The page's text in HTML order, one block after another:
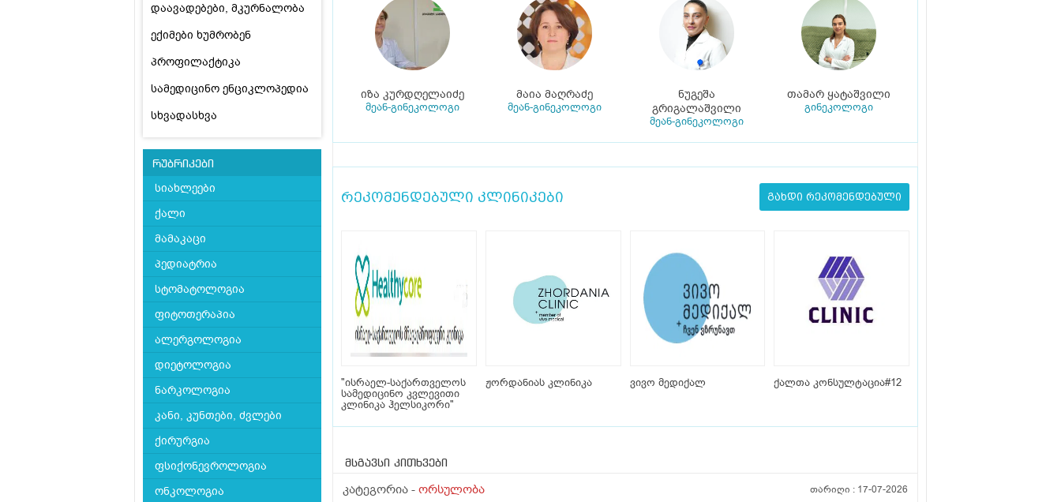
დაავადებები, მკურნალობა
ექიმები ხუმრობენ
პროფილაქტიკა
სამედიცინო ენციკლოპედია
სხვადასხვა
რუბრიკები
სიახლეები
ქალი
მამაკაცი
პედიატრია
სტომატოლოგია
ფიტოთერაპია
ალერგოლოგია
დიეტოლოგია
ნარკოლოგია
კანი, კუნთები, ძვლები
ქირურგია
ფსიქონევროლოგია
ონკოლოგია
იზა კურდღელაიძე
მეან-გინეკოლოგი
მაია მაღრაძე
მეან-გინეკოლოგი
ნუგეშა
გრიგალაშვილი
მეან-გინეკოლოგი
თამარ ყატაშვილი
გინეკოლოგი
რეკომენდებული კლინიკები გახდი რეკომენდებული
"ისრაელ-საქართველოს
სამედიცინო კვლევითი
კლინიკა ჰელსიკორი"
ჟორდანიას კლინიკა ვივო მედიქალ ქალთა კონსულტაცია#12
მსგავსი კითხვები
კატეგორია - ორსულობა თარიღი : 17-07-2026